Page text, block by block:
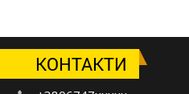
КОНТАКТИ